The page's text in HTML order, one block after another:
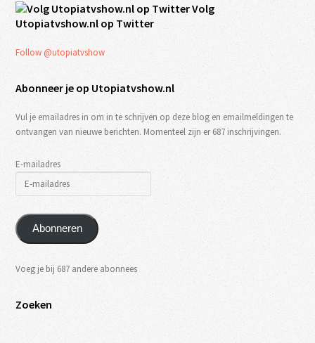
Volg
Utopiatvshow.nl op Twitter
Follow @utopiatvshow
Abonneer je op Utopiatvshow.nl
Vul je emailadres in om in te schrijven op deze blog en emailmeldingen te
ontvangen van nieuwe berichten. Momenteel zijn er 687 inschrijvingen.
E-mailadres
Abonneren
Voeg je bij 687 andere abonnees
Zoeken